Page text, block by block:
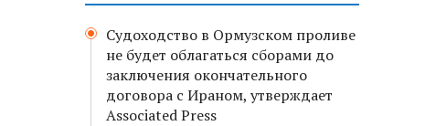
Судоходство в Ормузском проливе
не будет облагаться сборами до
заключения окончательного
договора с Ираном, утверждает
Associated Press